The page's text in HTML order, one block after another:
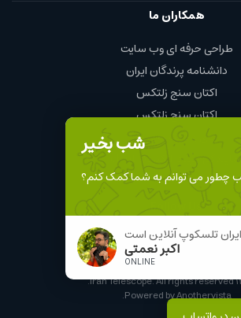
شب بخیر
چطور می توانم به شما کمک کنم؟
تلسکوپ آنلاین است
اکبر نعمتی
ONLINE
همکاران ما
طراحی حرفه ای وب سایت
دانشنامه پرندگان ایران
اکتان سنج زلتکس
اکتان سنج زلتکس
چای و قهوه محمود
Iran Telescope. All rights reserved.
Powered byAnothervista
.